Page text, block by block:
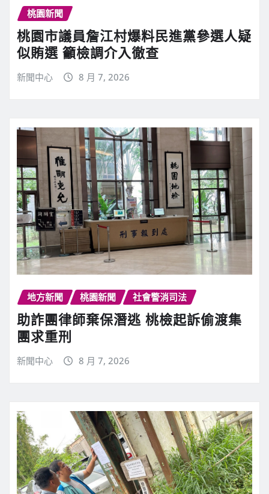
桃園新聞
桃園市議員詹江村爆料民進黨參選人疑
似賄選 籲檢調介入徹查
新聞中心 8 月 7, 2026
地方新聞 桃園新聞 社會警消司法
助詐團律師棄保潛逃 桃檢起訴偷渡集
團求重刑
新聞中心 8 月 7, 2026